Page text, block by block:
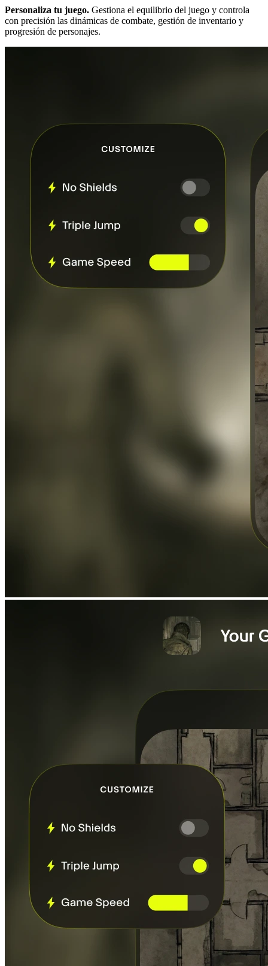
Personaliza tu juego. Gestiona el equilibrio del juego y controla
con precisión las dinámicas de combate, gestión de inventario y
progresión de personajes.